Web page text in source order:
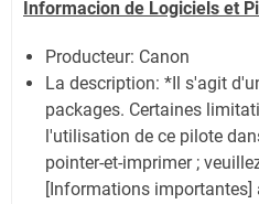
Informacion de Logiciels et
Producteur: Canon
La description: *Il s'agit
packages. Certaines
l'utilisation de ce pilote
pointer-et-imprimer ;
[Informations importantes]